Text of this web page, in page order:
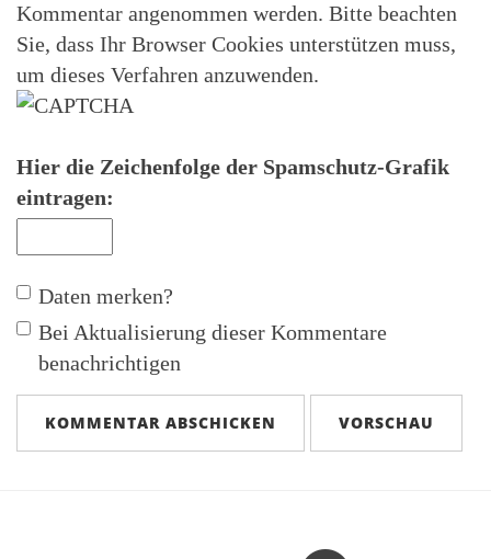
Kommentar angenommen werden. Bitte beachten
Sie, dass Ihr Browser Cookies unterstützen muss,
um dieses Verfahren anzuwenden.
Hier die Zeichenfolge der Spamschutz-Grafik
eintragen:
Daten merken?
Bei Aktualisierung dieser Kommentare
benachrichtigen